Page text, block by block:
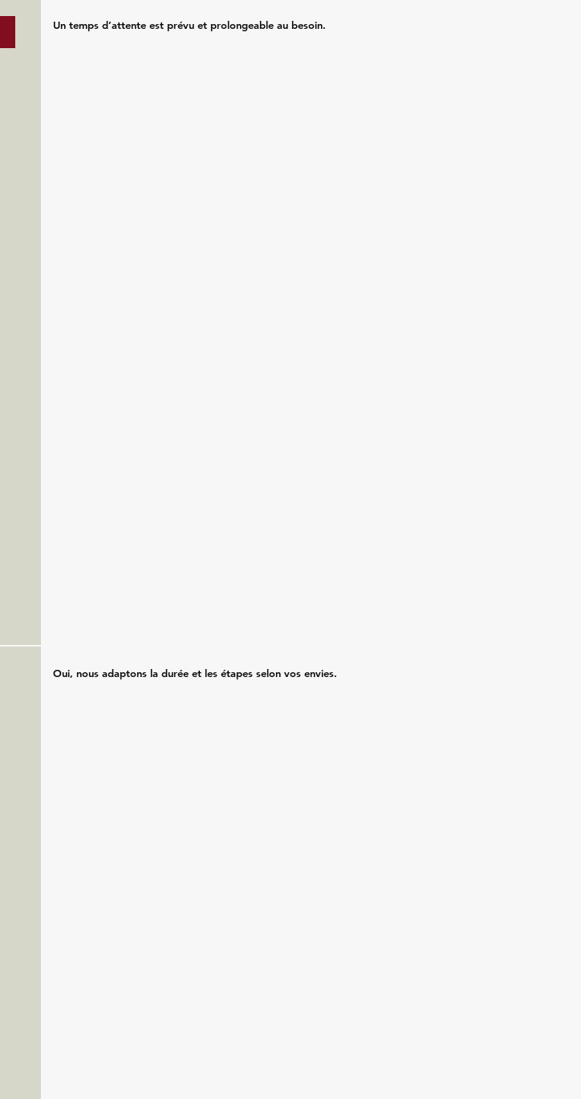
Un temps d’attente est prévu et prolongeable au besoin.
Oui, nous adaptons la durée et les étapes selon vos envies.